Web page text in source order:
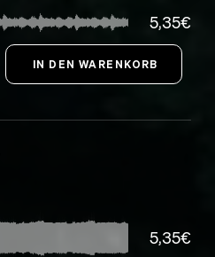
5,35€
5,35€